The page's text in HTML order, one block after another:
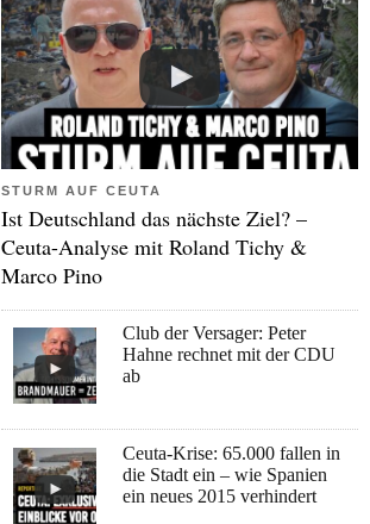
STURM AUF CEUTA
Ist Deutschland das nächste Ziel? –
Ceuta-Analyse mit Roland Tichy &
Marco Pino
Club der Versager: Peter
Hahne rechnet mit der CDU
ab
Ceuta-Krise: 65.000 fallen in
die Stadt ein – wie Spanien
ein neues 2015 verhindert